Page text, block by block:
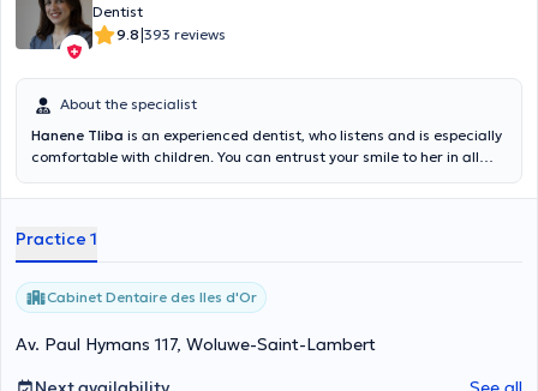
Dentist
9.8|393 reviews
About the specialist
Hanene Tliba is an experienced dentist, who listens and is especially
comfortable with children. You can entrust your smile to her in all
welcome you on Tuesdays and Wednesdays as well as every
calendar.
Practice 1
Cabinet Dentaire des Iles d'Or
Av. Paul Hymans 117, Woluwe-Saint-Lambert